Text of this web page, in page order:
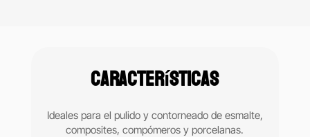
Características
Ideales para el pulido y contorneado de esmalte,
composites, compómeros y porcelanas.